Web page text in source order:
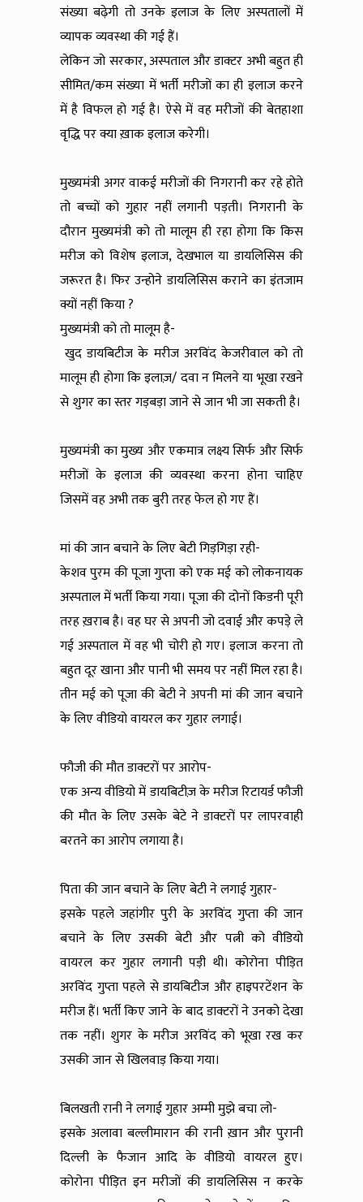
संख्या बढ़ेगी तो उनके इलाज के लिए अस्पतालों में
व्यापक व्यवस्था की गई हैं।
लेकिन जो सरकार, अस्पताल और डाक्टर अभी बहुत ही
सीमित/कम संख्या में भर्ती मरीजों का ही इलाज करने
में है विफल हो गई है। ऐसे में वह मरीजों की बेतहाशा
वृद्धि पर क्या ख़ाक इलाज करेगी।
मुख्यमंत्री अगर वाकई मरीजों की निगरानी कर रहे होते
तो बच्चों को गुहार नहीं लगानी पड़ती। निगरानी के
दौरान मुख्यमंत्री को तो मालूम ही रहा होगा कि किस
मरीज को विशेष इलाज, देखभाल या डायलिसिस की
जरूरत है। फिर उन्होने डायलिसिस कराने का इंतजाम
क्यों नहीं किया ?
मुख्यमंत्री को तो मालूम है-
खुद डायबिटीज के मरीज अरविंद केजरीवाल को तो
मालूम ही होगा कि इलाज़/ दवा न मिलने या भूखा रखने
से शुगर का स्तर गड़बड़ा जाने से जान भी जा सकती है।
मुख्यमंत्री का मुख्य और एकमात्र लक्ष्य सिर्फ और सिर्फ
मरीजों के इलाज की व्यवस्था करना होना चाहिए
जिसमें वह अभी तक बुरी तरह फेल हो गए हैं।
मां की जान बचाने के लिए बेटी गिड़गिड़ा रही-
केशव पुरम की पूजा गुप्ता को एक मई को लोकनायक
अस्पताल में भर्ती किया गया। पूजा की दोनों किडनी पूरी
तरह ख़राब है। वह घर से अपनी जो दवाई और कपड़े ले
गई अस्पताल में वह भी चोरी हो गए। इलाज करना तो
बहुत दूर खाना और पानी भी समय पर नहीं मिल रहा है।
तीन मई को पूजा की बेटी ने अपनी मां की जान बचाने
के लिए वीडियो वायरल कर गुहार लगाई।
फौजी की मौत डाक्टरों पर आरोप-
एक अन्य वीडियो में डायबिटीज़ के मरीज रिटायर्ड फौजी
की मौत के लिए उसके बेटे ने डाक्टरों पर लापरवाही
बरतने का आरोप लगाया है।
पिता की जान बचाने के लिए बेटी ने लगाई गुहार-
इसके पहले जहांगीर पुरी के अरविंद गुप्ता की जान
बचाने के लिए उसकी बेटी और पत्नी को वीडियो
वायरल कर गुहार लगानी पड़ी थी। कोरोना पीड़ित
अरविंद गुप्ता पहले से डायबिटीज और हाइपरटेंशन के
मरीज हैं। भर्ती किए जाने के बाद डाक्टरों ने उनको देखा
तक नहीं। शुगर के मरीज अरविंद को भूखा रख कर
उसकी जान से खिलवाड़ किया गया।
बिलखती रानी ने लगाई गुहार अम्मी मुझे बचा लो-
इसके अलावा बल्लीमारान की रानी ख़ान और पुरानी
दिल्ली के फैजान आदि के वीडियो वायरल हुए।
कोरोना पीड़ित इन मरीजों की डायलिसिस न करके